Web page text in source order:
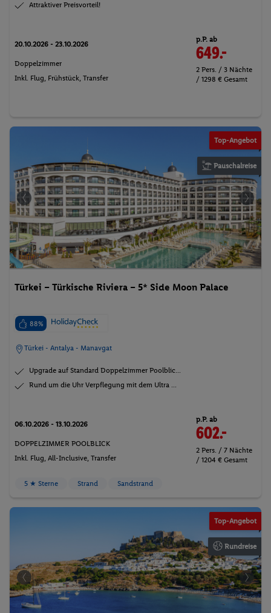
Attraktiver Preisvorteil!
20.10.2026 - 23.10.2026
Doppelzimmer
Inkl. Flug, Frühstück, Transfer
p.P. ab
649.-
2 Pers. / 3 Nächte
/ 1298 € Gesamt
Top-Angebot
Pauschalreise
Türkei – Türkische Riviera – 5* Side Moon Palace
88%
Türkei - Antalya - Manavgat
Upgrade auf Standard Doppelzimmer Poolblic...
Rund um die Uhr Verpflegung mit dem Ultra ...
06.10.2026 - 13.10.2026
DOPPELZIMMER POOLBLICK
Inkl. Flug, All-Inclusive, Transfer
p.P. ab
602.-
2 Pers. / 7 Nächte
/ 1204 € Gesamt
5 ★ Sterne Strand Sandstrand
Top-Angebot
Rundreise